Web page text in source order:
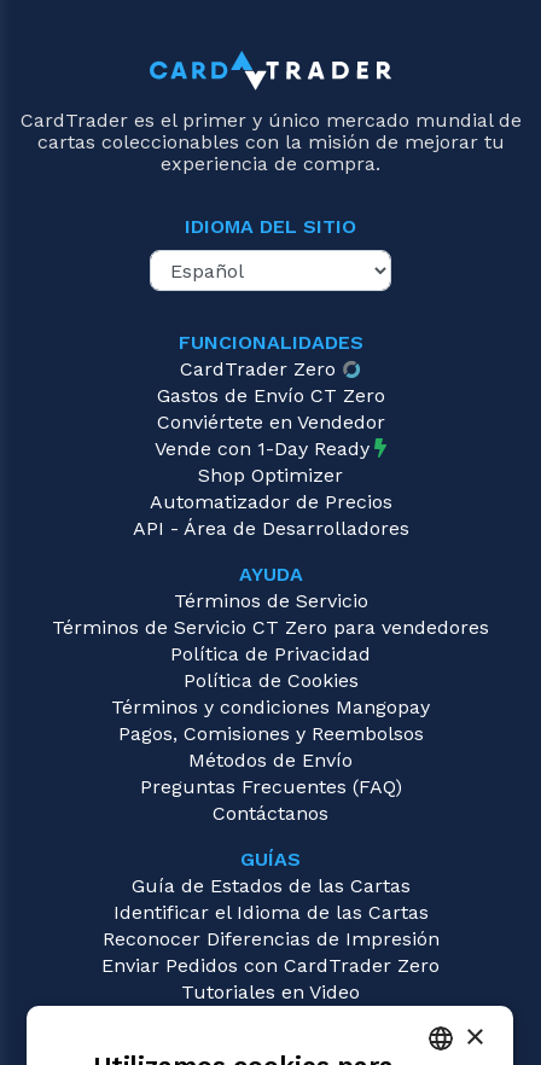
CardTrader es el primer y único mercado mundial de
cartas coleccionables con la misión de mejorar tu
experiencia de compra.
IDIOMA DEL SITIO
FUNCIONALIDADES
CardTrader Zero
Gastos de Envío CT Zero
Conviértete en Vendedor
Vende con 1-Day Ready
Shop Optimizer
Automatizador de Precios
API - Área de Desarrolladores
AYUDA
Términos de Servicio
Términos de Servicio CT Zero para vendedores
Política de Privacidad
Política de Cookies
Términos y condiciones Mangopay
Pagos, Comisiones y Reembolsos
Métodos de Envío
Preguntas Frecuentes (FAQ)
Contáctanos
GUÍAS
Guía de Estados de las Cartas
Identificar el Idioma de las Cartas
Reconocer Diferencias de Impresión
Enviar Pedidos con CardTrader Zero
Tutoriales en Video
×